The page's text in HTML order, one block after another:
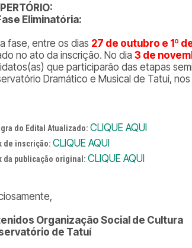
Eliminatória:
fase, entre os dias 27 de outubro e 1º
no ato da inscrição. No dia3 de
que participarão das etapas
Dramático e Musical de Tatuí,
do Edital Atualizado:CLIQUE AQUI
de inscrição:CLIQUE AQUI
da publicação original:CLIQUE AQUI
Organização Social de Cultura
de Tatuí